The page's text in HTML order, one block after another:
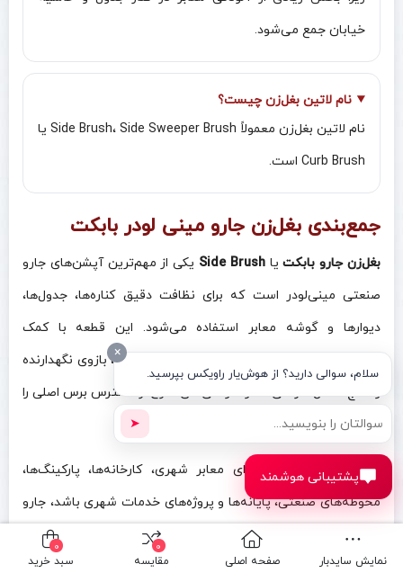
خیابان جمع می‌شود.
نام لاتین بغل‌زن چیست؟
نام لاتین بغل‌زن معمولاً Side Brush، Side Sweeper Brush یا
Curb Brush است.
جمع‌بندی بغل‌زن جارو مینی‌ لودر بابکت
بغل‌زن جارو بابکتیاSide Brush یکی از مهم‌ترین آپشن‌های جارو
صنعتی مینی‌لودر است که برای نظافت دقیق کناره‌ها، جدول‌ها،
دیوارها و گوشه معابر استفاده می‌شود. این قطعه با کمک
هیدروموتور، برس دیسکی، شیلنگ‌های هیدرولیک، بازوی نگهدارنده
و فلنج اتصال کار می‌کند و آلودگی‌های خارج از دسترس برس اصلی را
به سمت مسیر جارو هدایت می‌کند.
اگر هدف، نظافت حرفه‌ای معابر شهری، کارخانه‌ها، پارکینگ‌ها،
محوطه‌های صنعتی، پایانه‌ها و پروژه‌های خدمات شهری باشد، جارو
بابکت مجهز به بغل‌زن یا جدول‌شور، انتخابی کامل‌تر و کاربردی‌تر
نسبت به جاروهای ساده بدون بغل‌زن خواهد بود.
پشتیبانی هوشمند
×
سلام، سوالی دارید؟ از هوش‌یار راویکس بپرسید.
➤
نمایش سایدبار صفحه اصلی
0
مقایسه
0
سبد خرید